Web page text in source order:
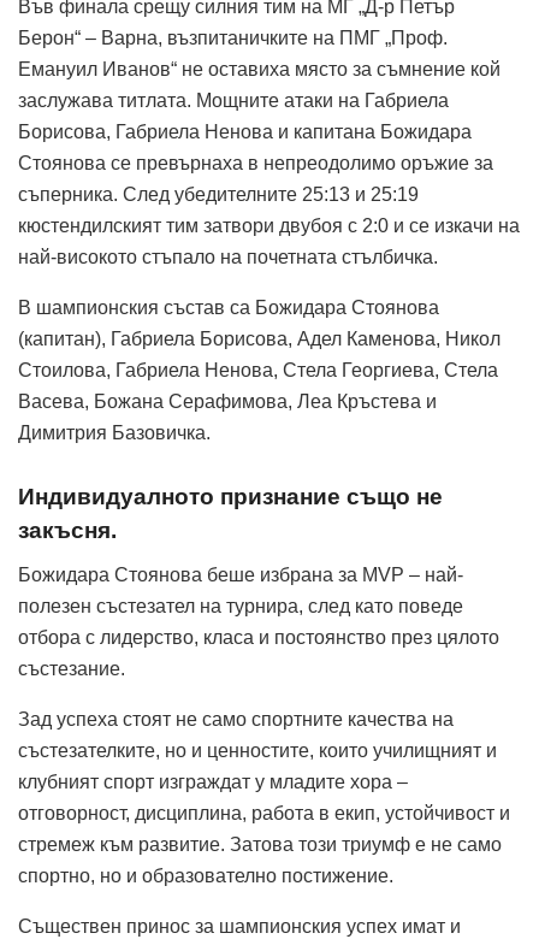
Във финала срещу силния тим на МГ „Д-р Петър
Берон“ – Варна, възпитаничките на ПМГ „Проф.
Емануил Иванов“ не оставиха място за съмнение кой
заслужава титлата. Мощните атаки на Габриела
Борисова, Габриела Ненова и капитана Божидара
Стоянова се превърнаха в непреодолимо оръжие за
съперника. След убедителните 25:13 и 25:19
кюстендилският тим затвори двубоя с 2:0 и се изкачи на
най-високото стъпало на почетната стълбичка.
В шампионския състав са Божидара Стоянова
(капитан), Габриела Борисова, Адел Каменова, Никол
Стоилова, Габриела Ненова, Стела Георгиева, Стела
Васева, Божана Серафимова, Леа Кръстева и
Димитрия Базовичка.
Индивидуалното признание също не
закъсня.
Божидара Стоянова беше избрана за MVP – най-
полезен състезател на турнира, след като поведе
отбора с лидерство, класа и постоянство през цялото
състезание.
Зад успеха стоят не само спортните качества на
състезателките, но и ценностите, които училищният и
клубният спорт изграждат у младите хора –
отговорност, дисциплина, работа в екип, устойчивост и
стремеж към развитие. Затова този триумф е не само
спортно, но и образователно постижение.
Съществен принос за шампионския успех имат и